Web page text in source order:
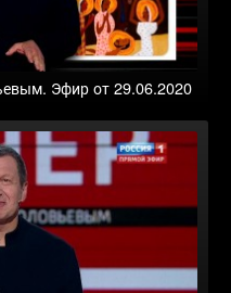
Эфир от 29.06.2020